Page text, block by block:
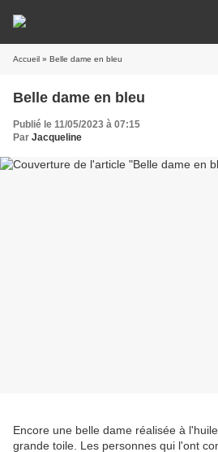
Accueil » Belle dame en bleu
Belle dame en bleu
Publié le 11/05/2023 à 07:15
Par Jacqueline
Encore une belle dame réalisée à
grande toile. Les personnes qui l'ont